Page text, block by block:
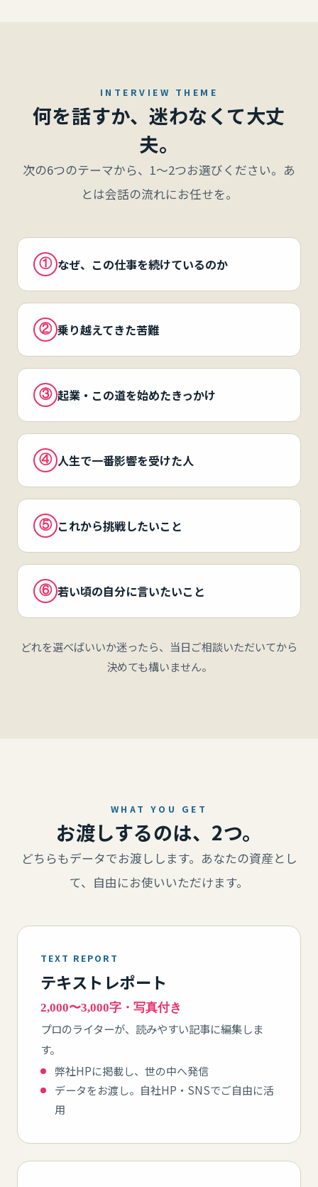
INTERVIEW THEME
何を話すか、迷わなくて大丈
夫。
次の6つのテーマから、1〜2つお選びください。あ
とは会話の流れにお任せを。
① なぜ、この仕事を続けているのか
② 乗り越えてきた苦難
③ 起業・この道を始めたきっかけ
④ 人生で一番影響を受けた人
⑤ これから挑戦したいこと
⑥ 若い頃の自分に言いたいこと
どれを選べばいいか迷ったら、当日ご相談いただいてから
決めても構いません。
WHAT YOU GET
お渡しするのは、2つ。
どちらもデータでお渡しします。あなたの資産とし
て、自由にお使いいただけます。
TEXT REPORT
テキストレポート
2,000〜3,000字・写真付き
プロのライターが、読みやすい記事に編集しま
す。
弊社HPに掲載し、世の中へ発信
データをお渡し。自社HP・SNSでご自由に活
用